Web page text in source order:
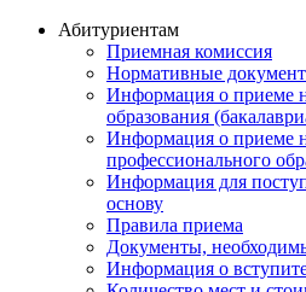
Абитуриентам
Приемная комиссия
Нормативные
Информация о приеме
образования
Информация о приеме
профессионального
Информация для
основу
Правила приема
Документы,
Информация о